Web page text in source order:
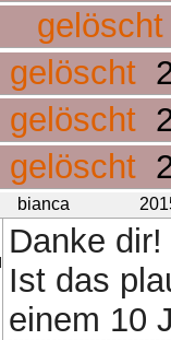
gelöscht
gelöscht
gelöscht
bianca
Danke dir!
Ist das
einem 10